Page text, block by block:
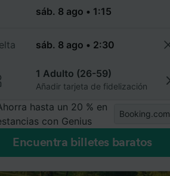
1 Adulto (26-59)
Añadir tarjeta de fidelización
hasta un 20 % en
con Genius
Booking.com
Encuentra billetes baratos